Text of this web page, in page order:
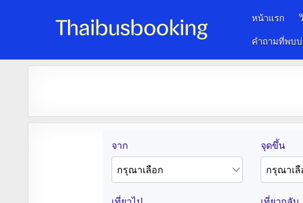
จองตั๋วรถออนไลน์ 24 ชั่วโมง
หน้าแรก
คำถามที่พบบ่